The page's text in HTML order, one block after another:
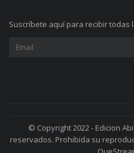
Suscríbete aquí para recibir todas
© Copyright 2022 - Edicion
reservados. Prohibida su